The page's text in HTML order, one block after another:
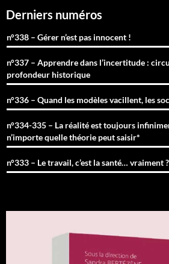
Derniers numéros
n°338 – Gérer n’est pas innocent !
n°337 – Apprendre dans l’incertitude :
profondeur historique
n°336 – Quand les modèles vacillent, les
n°334-335 – La réalité est toujours
n’importe quelle théorie peut saisir*
n°333 – Le travail, c’est la santé… vraiment ?